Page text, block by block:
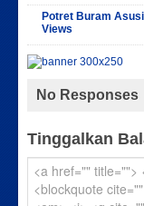
Potret Buram
Views
No Responses
Tinggalkan